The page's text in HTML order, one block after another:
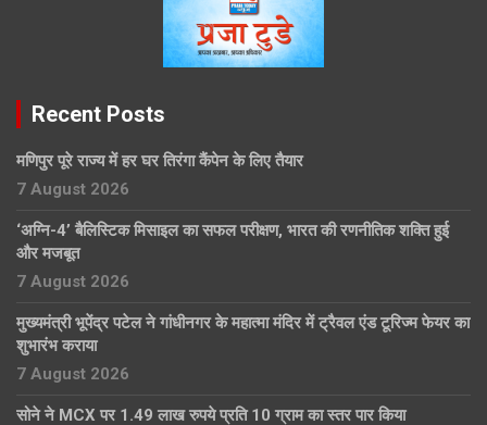
Recent Posts
मणिपुर पूरे राज्य में हर घर तिरंगा कैंपेन के लिए तैयार
7 August 2026
‘अग्नि-4’ बैलिस्टिक मिसाइल का सफल परीक्षण, भारत की रणनीतिक शक्ति हुई
और मजबूत
7 August 2026
मुख्यमंत्री भूपेंद्र पटेल ने गांधीनगर के महात्मा मंदिर में ट्रैवल एंड टूरिज्म फेयर का
शुभारंभ कराया
7 August 2026
सोने ने MCX पर 1.49 लाख रुपये प्रति 10 ग्राम का स्तर पार किया